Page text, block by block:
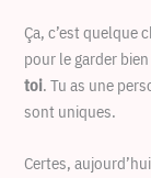
Ça, c’est quelque
pour le garder
toi. Tu as une
sont uniques.
Certes,